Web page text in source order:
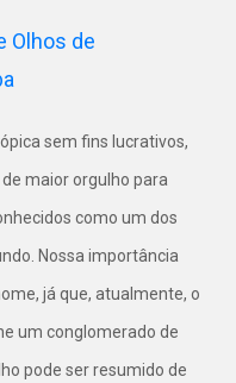
sem fins lucrativos,
maior orgulho para
como um dos
Nossa importância
já que, atualmente, o
um conglomerado de
pode ser resumido de